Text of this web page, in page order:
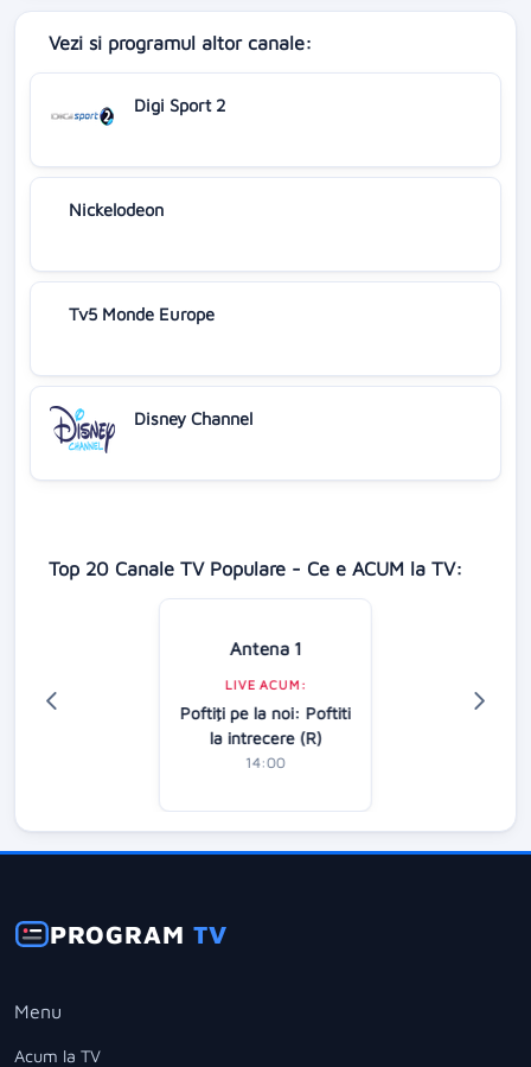
Vezi si programul altor canale:
Digi Sport 2
Nickelodeon
Tv5 Monde Europe
Disney Channel
Top 20 Canale TV Populare - Ce e ACUM la TV:
Antena 1
LIVE ACUM:
Poftiţi pe la noi: Poftiti
la intrecere (R)
14:00
PROGRAMTV
Menu
Acum la TV